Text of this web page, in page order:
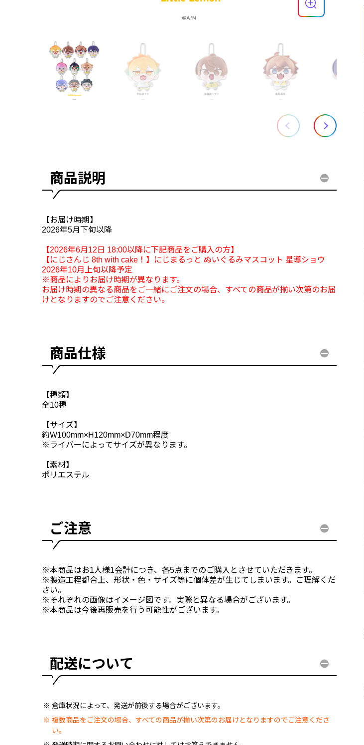
商品説明
【お届け時期】
2026年5月下旬以降
【2026年6月12日 18:00以降に下記商品をご購入の方】
【にじさんじ 8th with cake！】にじまるっと ぬいぐるみマスコット 星導ショウ
2026年10月上旬以降予定
※商品によりお届け時期が異なります。
お届け時期の異なる商品をご一緒にご注文の場合、すべての商品が揃い次第のお届
けとなりますのでご注意ください。
商品仕様
【種類】
全10種
【サイズ】
約W100mm×H120mm×D70mm程度
※ライバーによってサイズが異なります。
【素材】
ポリエステル
ご注意
※本商品はお1人様1会計につき、各5点までのご購入とさせていただきます。
※製造工程都合上、形状・色・サイズ等に個体差が生じてしまいます。ご理解くだ
さい。
※それぞれの画像はイメージ図です。実際と異なる場合がございます。
※本商品は今後再販売を行う可能性がございます。
配送について
倉庫状況によって、発送が前後する場合がございます。
複数商品をご注文の場合、すべての商品が揃い次第のお届けとなりますのでご注意くださ
い。